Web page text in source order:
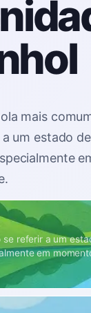
mais
um estado
.
se referir a um
em